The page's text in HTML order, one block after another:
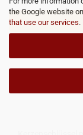
the Google website on
that use our services.